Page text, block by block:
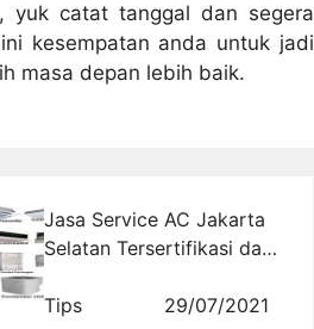
yuk catat tanggal dan segera
kesempatan anda untuk jadi
masa depan lebih baik.
Jasa Service AC Jakarta
Selatan Tersertifikasi dan
Tips
29/07/2021